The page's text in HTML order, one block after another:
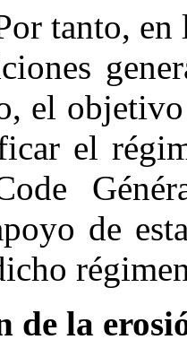
tanto,
el
el
de
de la